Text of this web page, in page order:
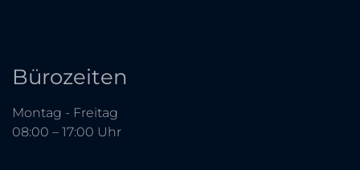
Bürozeiten
Montag - Freitag
08:00 – 17:00 Uhr